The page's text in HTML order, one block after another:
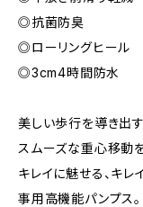
◎抗菌防臭
◎ローリングヒール
◎3cm4時間防水
美しい歩行を導き出す
スムーズな重心移動を
キレイに魅せる、キ
事用高機能パンプス。